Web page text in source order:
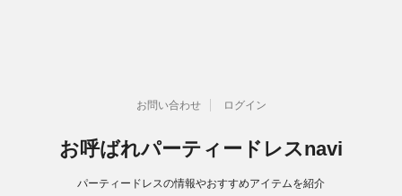
お問い合わせ ログイン
お呼ばれパーティードレスnavi
パーティードレスの情報やおすすめアイテムを紹介